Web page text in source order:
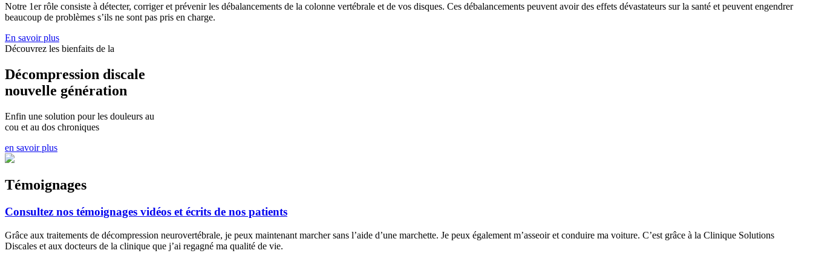
Notre 1er rôle consiste à détecter, corriger et prévenir les débalancements de la colonne vertébrale et de vos disques. Ces débalancements peuvent avoir des effets dévastateurs sur la santé et peuvent engendrer
beaucoup de problèmes s’ils ne sont pas pris en charge.
En savoir plus
Découvrez les bienfaits de la
Décompression discale
nouvelle génération
Enfin une solution pour les douleurs au
cou et au dos chroniques
en savoir plus
Témoignages
Consultez nos témoignages vidéos et écrits de nos patients
Grâce aux traitements de décompression neurovertébrale, je peux maintenant marcher sans l’aide d’une marchette. Je peux également m’asseoir et conduire ma voiture. C’est grâce à la Clinique Solutions
Discales et aux docteurs de la clinique que j’ai regagné ma qualité de vie.